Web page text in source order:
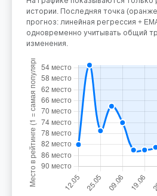
истории. Последняя точка
прогноз: линейная регрессия +
одновременно учитывать общий
изменения.